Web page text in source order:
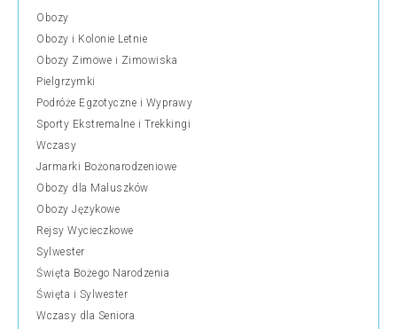
Obozy
Obozy i Kolonie Letnie
Obozy Zimowe i Zimowiska
Pielgrzymki
Podróże Egzotyczne i Wyprawy
Sporty Ekstremalne i Trekkingi
Wczasy
Jarmarki Bożonarodzeniowe
Obozy dla Maluszków
Obozy Językowe
Rejsy Wycieczkowe
Sylwester
Święta Bożego Narodzenia
Święta i Sylwester
Wczasy dla Seniora